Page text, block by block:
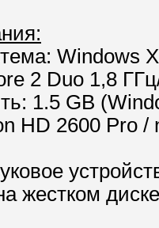
Windows
2 Duo 1,8
1.5 GB
HD 2600 Pro
жестком